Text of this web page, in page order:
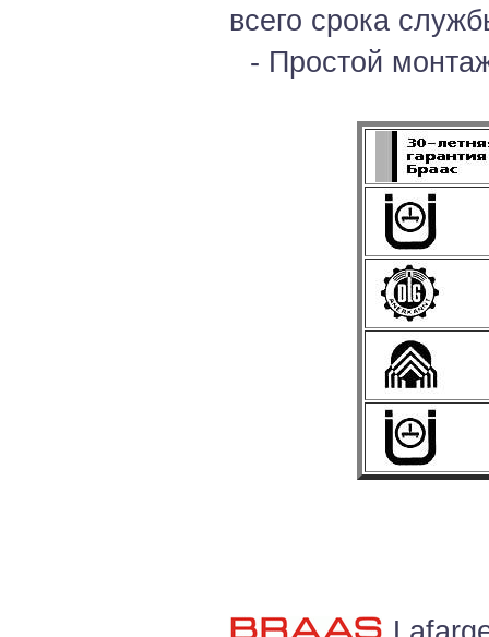
всего срока
- Простой